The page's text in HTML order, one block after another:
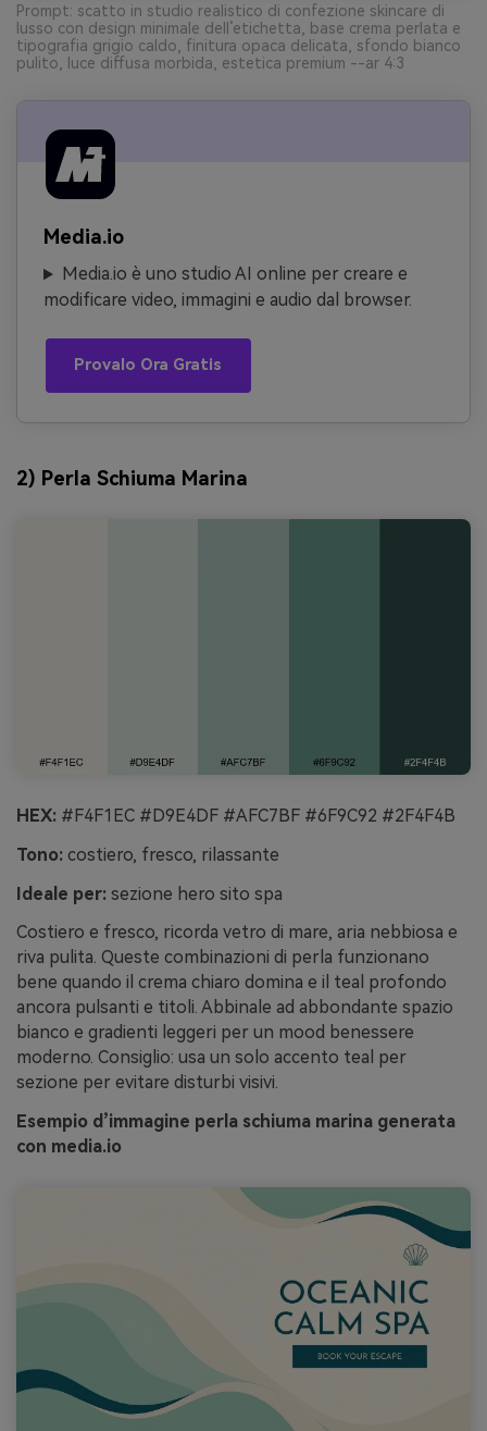
Prompt: scatto in studio realistico di confezione skincare di
lusso con design minimale dell’etichetta, base crema perlata e
tipografia grigio caldo, finitura opaca delicata, sfondo bianco
pulito, luce diffusa morbida, estetica premium --ar 4:3
Media.io
Media.io è uno studio AI online per creare e
modificare video, immagini e audio dal browser.
Provalo Ora Gratis
2) Perla Schiuma Marina
HEX: #F4F1EC #D9E4DF #AFC7BF #6F9C92 #2F4F4B
Tono: costiero, fresco, rilassante
Ideale per: sezione hero sito spa
Costiero e fresco, ricorda vetro di mare, aria nebbiosa e
riva pulita. Queste combinazioni di perla funzionano
bene quando il crema chiaro domina e il teal profondo
ancora pulsanti e titoli. Abbinale ad abbondante spazio
bianco e gradienti leggeri per un mood benessere
moderno. Consiglio: usa un solo accento teal per
sezione per evitare disturbi visivi.
Esempio d’immagine perla schiuma marina generata
con media.io